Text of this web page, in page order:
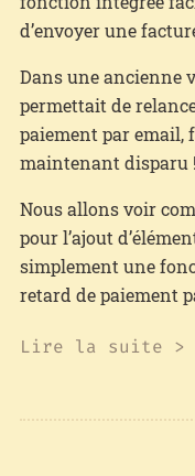
d’envoyer une
Dans une ancienne
permettait de
paiement par email,
maintenant disparu !
Nous allons voir
pour l’ajout
simplement une
retard de paiement
Lire la suite >